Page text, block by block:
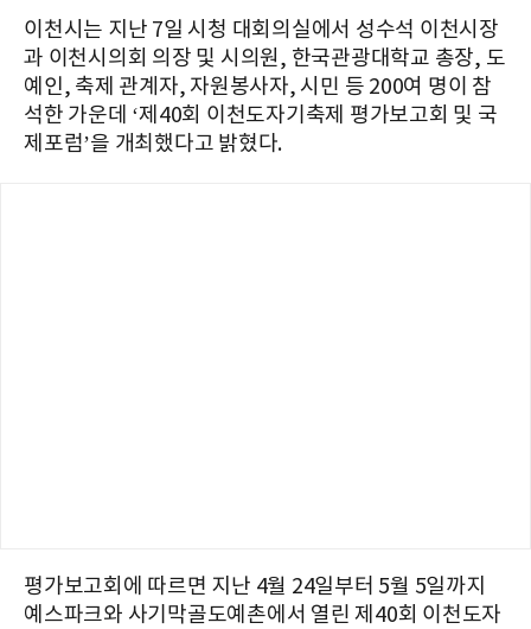
이천시는 지난 7일 시청 대회의실에서 성수석 이천시장
과 이천시의회 의장 및 시의원, 한국관광대학교 총장, 도
예인, 축제 관계자, 자원봉사자, 시민 등 200여 명이 참
석한 가운데 ‘제40회 이천도자기축제 평가보고회 및 국
제포럼’을 개최했다고 밝혔다.
평가보고회에 따르면 지난 4월 24일부터 5월 5일까지
예스파크와 사기막골도예촌에서 열린 제40회 이천도자